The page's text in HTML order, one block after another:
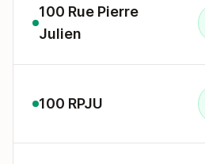
100 Rue Pierre
Julien
100 RPJU